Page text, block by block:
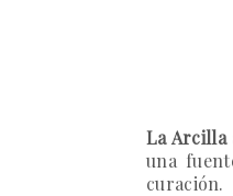
La Arcilla
una
curación.